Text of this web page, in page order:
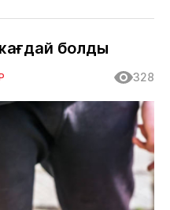
болды
328